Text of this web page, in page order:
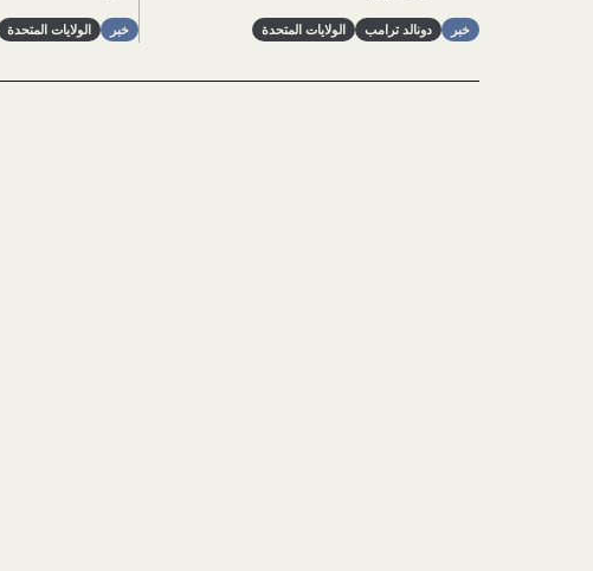
خبر دونالد ترامب الولايات المتحدة خبر الولايات المتحدة